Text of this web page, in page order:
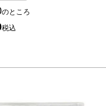
のところ
税込